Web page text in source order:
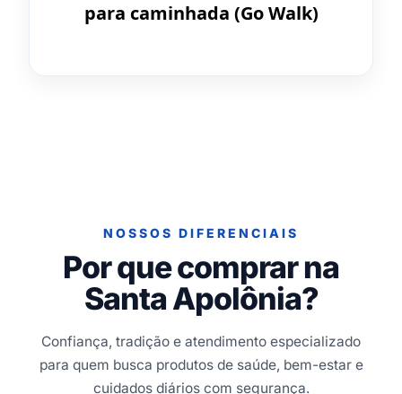
para caminhada (Go Walk)
NOSSOS DIFERENCIAIS
Por que comprar na
Santa Apolônia?
Confiança, tradição e atendimento especializado
para quem busca produtos de saúde, bem-estar e
cuidados diários com segurança.